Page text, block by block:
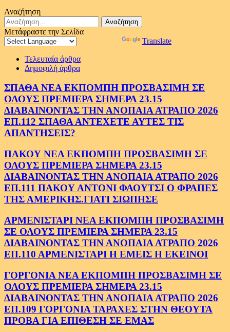
Αναζήτηση
Αναζήτηση
για:
Μετάφραστε την Σελίδα
Translate
Τελευταία άρθρα
Δημοφιλή άρθρα
ΣΠΑΘΑ ΝΕΑ ΕΚΠΟΜΠΗ ΠΡΟΣΒΑΣΙΜΗ ΣΕ
ΟΛΟΥΣ ΠΡΕΜΙΕΡΑ ΣΗΜΕΡΑ 23.15
ΔΙΑΒΑΙΝΟΝΤΑΣ ΤΗΝ ΑΝΟΠΑΙΑ ΑΤΡΑΠΟ 2026
ΕΠ.112 ΣΠΑΘΑ ΑΝΤΕΧΕΤΕ ΑΥΤΕΣ ΤΙΣ
ΑΠΑΝΤΗΣΕΙΣ?
ΠΑΚΟΥ ΝΕΑ ΕΚΠΟΜΠΗ ΠΡΟΣΒΑΣΙΜΗ ΣΕ
ΟΛΟΥΣ ΠΡΕΜΙΕΡΑ ΣΗΜΕΡΑ 23.15
ΔΙΑΒΑΙΝΟΝΤΑΣ ΤΗΝ ΑΝΟΠΑΙΑ ΑΤΡΑΠΟ 2026
ΕΠ.111 ΠΑΚΟΥ ΑΝΤΟΝΙ ΦΑΟΥΤΣΙ Ο ΦΡΑΠΕΣ
ΤΗΣ ΑΜΕΡΙΚΗΣ.ΓΙΑΤΙ ΣΙΩΠΗΣΕ
ΑΡΜΕΝΙΣΤΑΡΙ ΝΕΑ ΕΚΠΟΜΠΗ ΠΡΟΣΒΑΣΙΜΗ
ΣΕ ΟΛΟΥΣ ΠΡΕΜΙΕΡΑ ΣΗΜΕΡΑ 23.15
ΔΙΑΒΑΙΝΟΝΤΑΣ ΤΗΝ ΑΝΟΠΑΙΑ ΑΤΡΑΠΟ 2026
ΕΠ.110 ΑΡΜΕΝΙΣΤΑΡΙ Η ΕΜΕΙΣ Η ΕΚΕΙΝΟΙ
ΓΟΡΓΟΝΙΑ ΝΕΑ ΕΚΠΟΜΠΗ ΠΡΟΣΒΑΣΙΜΗ ΣΕ
ΟΛΟΥΣ ΠΡΕΜΙΕΡΑ ΣΗΜΕΡΑ 23.15
ΔΙΑΒΑΙΝΟΝΤΑΣ ΤΗΝ ΑΝΟΠΑΙΑ ΑΤΡΑΠΟ 2026
ΕΠ.109 ΓΟΡΓΟΝΙΑ ΤΑΡΑΧΕΣ ΣΤΗΝ ΘΕΟΥΤΑ
ΠΡΟΒΑ ΓΙΑ ΕΠΙΘΕΣΗ ΣΕ ΕΜΑΣ